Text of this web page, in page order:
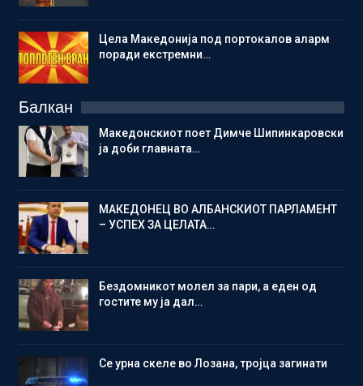
Цела Македонија под портокалов аларм
поради екстремни…
Балкан
Македонскиот поет Димче Шипинкаровски
ја доби главната…
МАКЕДОНЕЦ ВО АЛБАНСКИОТ ПАРЛАМЕНТ
– УСПЕХ ЗА ЦЕЛАТА…
Бездомникот молел за пари, а еден од
гостите му ја дал…
Се урна скеле во Лозана, тројца загинати